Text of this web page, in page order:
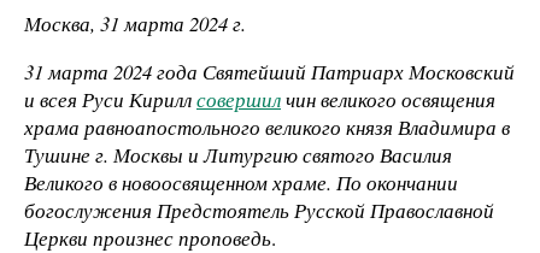
Москва, 31 марта 2024 г.
31 марта 2024 года Святейший Патриарх Московский
и всея Руси Кириллсовершилчин великого освящения
храма равноапостольного великого князя Владимира в
Тушине г. Москвы и Литургию святого Василия
Великого в новоосвященном храме. По окончании
богослужения Предстоятель Русской Православной
Церкви произнес проповедь.